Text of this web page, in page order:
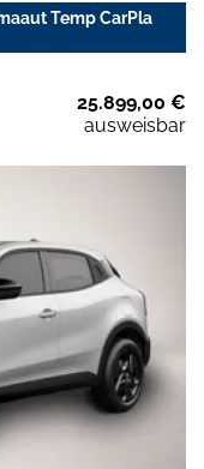
Temp CarPla
25.899,00 €
ausweisbar